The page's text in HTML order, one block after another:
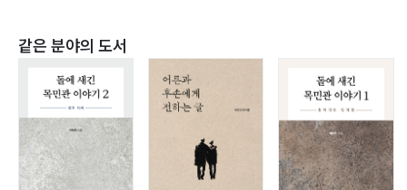
VI. 다시 묻는 역사
제38장 기록인가, 기억인가 - 사실과 권력의 서사… 350
제39장 인문학과 과학기술 - 통섭의 귀환… 357
제40장 역사로부터 얻는 교훈 - 일관된 메시지… 369
같은 분야의 도서